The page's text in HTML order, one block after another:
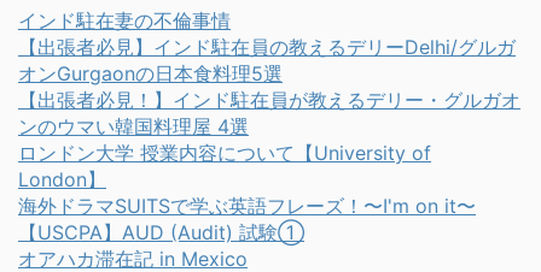
インド駐在妻の不倫事情
【出張者必見】インド駐在員の教えるデリーDelhi/グルガ
オンGurgaonの日本食料理5選
【出張者必見！】インド駐在員が教えるデリー・グルガオ
ンのウマい韓国料理屋 4選
ロンドン大学 授業内容について【University of
London】
海外ドラマSUITSで学ぶ英語フレーズ！〜I'm on it〜
【USCPA】AUD (Audit) 試験①
オアハカ滞在記 in Mexico